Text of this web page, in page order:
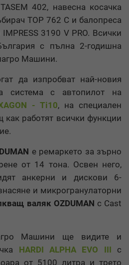
402, навесна косачка
TOP 762 С и балопреса
3190 V PRO. Всички
с пълна 2-годишна
Машини.
да изпробват най-новия
система с автопилот на
- Ti10, на специален
как работят всички функции
е ремаркето за зърно
от 14 тона. Освен него,
анкерни и дискови 6-
и микрогранулаторни
валяк OZDUMAN с Cast
Машини ще видите и
HARDI ALPHA EVO III с
от 5100 литра и трето